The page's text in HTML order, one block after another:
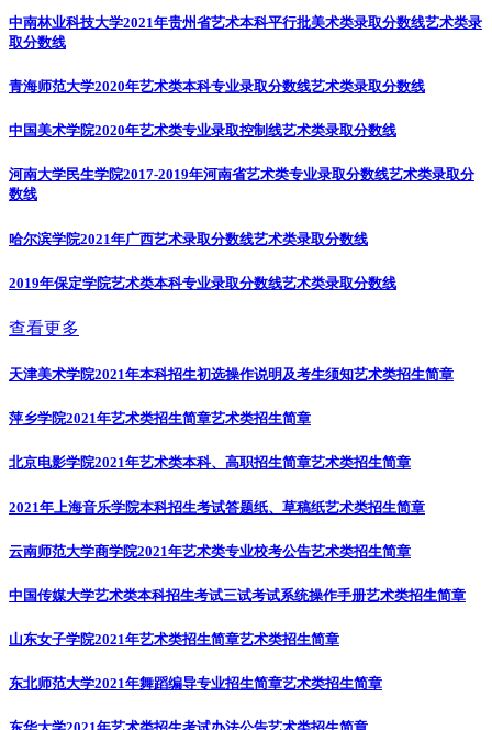
中南林业科技大学2021年贵州省艺术本科平行批美术类录取分数线艺术类录
取分数线
青海师范大学2020年艺术类本科专业录取分数线艺术类录取分数线
中国美术学院2020年艺术类专业录取控制线艺术类录取分数线
河南大学民生学院2017-2019年河南省艺术类专业录取分数线艺术类录取分
数线
哈尔滨学院2021年广西艺术录取分数线艺术类录取分数线
2019年保定学院艺术类本科专业录取分数线艺术类录取分数线
查看更多
天津美术学院2021年本科招生初选操作说明及考生须知艺术类招生简章
萍乡学院2021年艺术类招生简章艺术类招生简章
北京电影学院2021年艺术类本科、高职招生简章艺术类招生简章
2021年上海音乐学院本科招生考试答题纸、草稿纸艺术类招生简章
云南师范大学商学院2021年艺术类专业校考公告艺术类招生简章
中国传媒大学艺术类本科招生考试三试考试系统操作手册艺术类招生简章
山东女子学院2021年艺术类招生简章艺术类招生简章
东北师范大学2021年舞蹈编导专业招生简章艺术类招生简章